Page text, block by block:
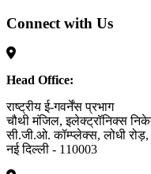
Connect with Us
Head Office:
राष्ट्रीय ई-गवर्नेंस प्रभाग
चौथी मंजिल, इलेक्ट्रॉनिक्स
सी.जी.ओ. कॉम्प्लेक्स, लोधी रोड़,
नई दिल्ली - 110003